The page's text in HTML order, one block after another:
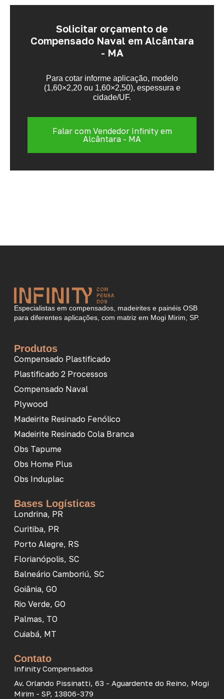
Solicitar orçamento de
Compensado Naval em Alcântara
- MA
Para cotar informe aplicação, modelo
(1,60×2,20 ou 1,60×2,50), espessura e
cidade/UF.
Falar com Vendedor Infinity em
Alcântara - MA
Especialistas em compensados, madeirites e painéis OSB
para diferentes aplicações, com matriz em Mogi Mirim, SP.
Produtos
Compensado Plastificado
Plastificado 2 Processos
Compensado Naval
Plywood
Madeirite Resinado Fenólico
Madeirite Resinado Cola Branca
Obs Tapume
Obs Home Plus
Obs Induplac
Bases Logísticas
Londrina, PR
Curitiba, PR
Porto Alegre, RS
Florianópolis, SC
Balneário Camboriú, SC
Goiânia, GO
Rio Verde, GO
Palmas, TO
Cuiabá, MT
Contato
Infinity Compensados
Av. Orlando Pissinatti, 63 - Aguardente do Reino, Mogi
Mirim - SP, 13806-379